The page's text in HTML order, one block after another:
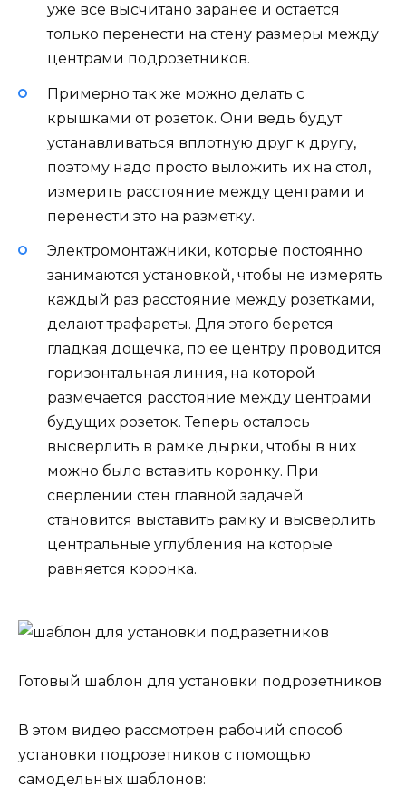
уже все высчитано заранее и остается
только перенести на стену размеры между
центрами подрозетников.
Примерно так же можно делать с
крышками от розеток. Они ведь будут
устанавливаться вплотную друг к другу,
поэтому надо просто выложить их на стол,
измерить расстояние между центрами и
перенести это на разметку.
Электромонтажники, которые постоянно
занимаются установкой, чтобы не измерять
каждый раз расстояние между розетками,
делают трафареты. Для этого берется
гладкая дощечка, по ее центру проводится
горизонтальная линия, на которой
размечается расстояние между центрами
будущих розеток. Теперь осталось
высверлить в рамке дырки, чтобы в них
можно было вставить коронку. При
сверлении стен главной задачей
становится выставить рамку и высверлить
центральные углубления на которые
равняется коронка.
Готовый шаблон для установки подрозетников
В этом видео рассмотрен рабочий способ
установки подрозетников с помощью
самодельных шаблонов: